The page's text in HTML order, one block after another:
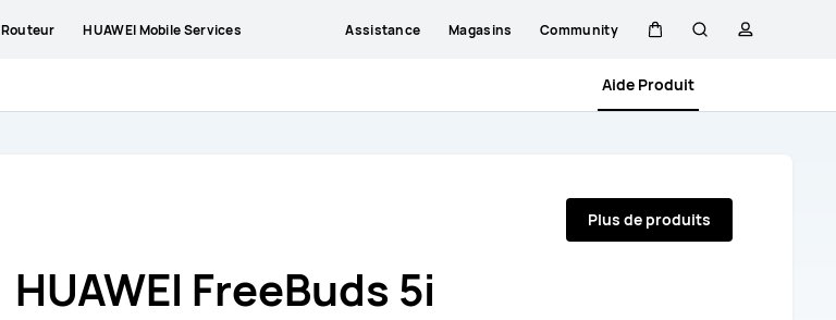
Routeur HUAWEI Mobile Services Assistance Magasins Community
Aide Produit
HUAWEI FreeBuds 5i
Plus de produits